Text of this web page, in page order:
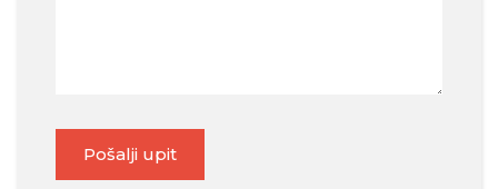
Pošalji upit